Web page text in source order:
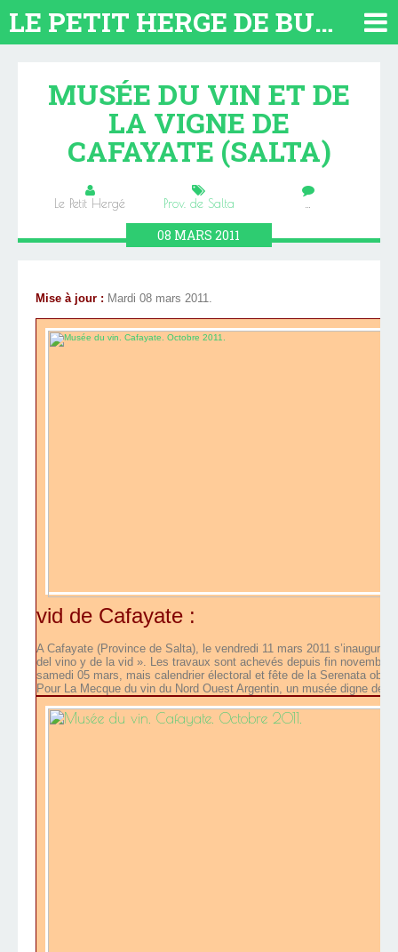
LE PETIT HERGE DE BUENOS AIRES 2026. TOUT SUR L'ARGENTINE
MUSÉE DU VIN ET DE
LA VIGNE DE
CAFAYATE (SALTA)
Le Petit Hergé Prov. de Salta …
08 MARS2011
Mise à jour : Mardi 08 mars 2011.
vid de Cafayate :
A Cafayate (Province de Salta), le vendredi 11 mars 2011
del vino y de la vid ». Les travaux sont achevés depuis fin
samedi 05 mars, mais calendrier électoral et fête de la Serenata
Pour La Mecque du vin du Nord Ouest Argentin, un musée digne de